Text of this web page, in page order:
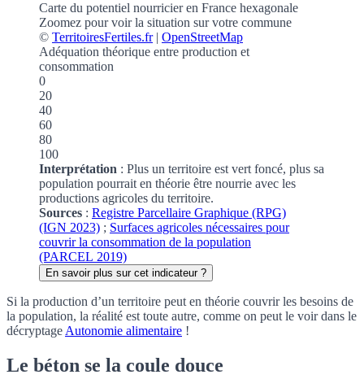
Carte du potentiel nourricier en France hexagonale
Zoomez pour voir la situation sur votre commune
© TerritoiresFertiles.fr| OpenStreetMap
Adéquation théorique entre production et
consommation
0
20
40
60
80
100
Interprétation : Plus un territoire est vert foncé, plus sa
population pourrait en théorie être nourrie avec les
productions agricoles du territoire.
Sources : Registre Parcellaire Graphique (RPG)
(IGN 2023) ; Surfaces agricoles nécessaires pour
couvrir la consommation de la population
(PARCEL 2019)
En savoir plus sur cet indicateur ?
Si la production d’un territoire peut en théorie couvrir les besoins de
la population, la réalité est toute autre, comme on peut le voir dans le
décryptageAutonomie alimentaire !
Le béton se la coule douce